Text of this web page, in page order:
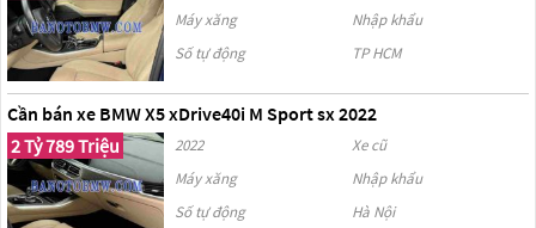
Máy xăng
Nhập khẩu
Số tự động
TP HCM
Cần bán xe BMW X5 xDrive40i M Sport sx 2022
2 Tỷ 789 Triệu
2022
Xe cũ
Máy xăng
Nhập khẩu
Số tự động
Hà Nội